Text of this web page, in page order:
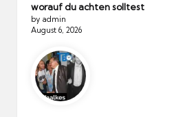
worauf du achten solltest
by admin
August 6, 2026